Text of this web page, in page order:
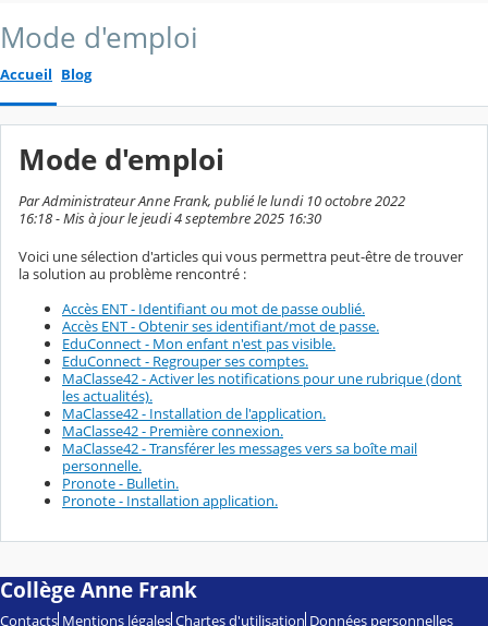
Mode d'emploi
Accueil Blog
Mode d'emploi
Par Administrateur Anne Frank, publié le lundi 10 octobre 2022
16:18 - Mis à jour le jeudi 4 septembre 2025 16:30
Voici une sélection d'articles qui vous permettra peut-être de trouver
la solution au problème rencontré :
Accès ENT - Identifiant ou mot de passe oublié.
Accès ENT - Obtenir ses identifiant/mot de passe.
EduConnect - Mon enfant n'est pas visible.
EduConnect - Regrouper ses comptes.
MaClasse42 - Activer les notifications pour une rubrique (dont
les actualités).
MaClasse42 - Installation de l'application.
MaClasse42 - Première connexion.
MaClasse42 - Transférer les messages vers sa boîte mail
personnelle.
Pronote - Bulletin.
Pronote - Installation application.
Collège Anne Frank
Contacts Mentions légales Chartes d'utilisation Données personnelles